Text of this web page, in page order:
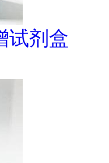
试剂盒